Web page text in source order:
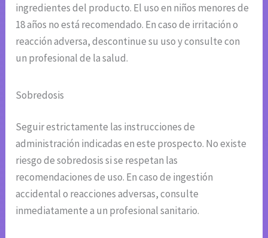
ingredientes del producto. El uso en niños menores de
18 años no está recomendado. En caso de irritación o
reacción adversa, descontinue su uso y consulte con
un profesional de la salud.
Sobredosis
Seguir estrictamente las instrucciones de
administración indicadas en este prospecto. No existe
riesgo de sobredosis si se respetan las
recomendaciones de uso. En caso de ingestión
accidental o reacciones adversas, consulte
inmediatamente a un profesional sanitario.